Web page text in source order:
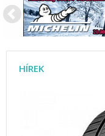
HÍREK